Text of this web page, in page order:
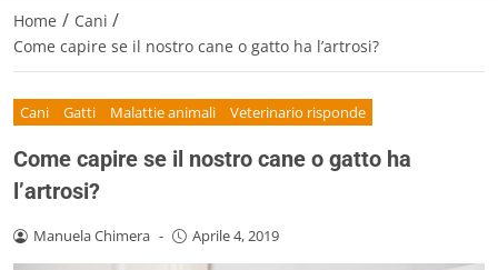
Home / Cani /
Come capire se il nostro cane o gatto ha l’artrosi?
Cani Gatti Malattie animali Veterinario risponde
Come capire se il nostro cane o gatto ha
l’artrosi?
Manuela Chimera - Aprile 4, 2019